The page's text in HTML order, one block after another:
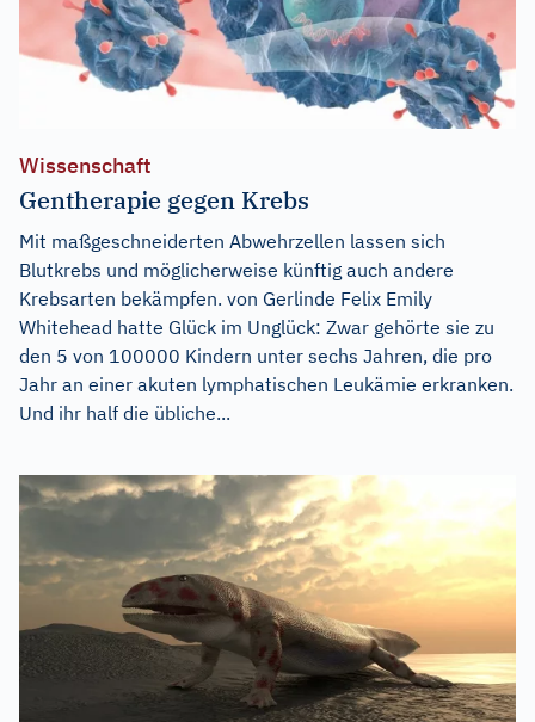
Wissenschaft
Gentherapie gegen Krebs
Mit maßgeschneiderten Abwehrzellen lassen sich
Blutkrebs und möglicherweise künftig auch andere
Krebsarten bekämpfen. von Gerlinde Felix Emily
Whitehead hatte Glück im Unglück: Zwar gehörte sie zu
den 5 von 100000 Kindern unter sechs Jahren, die pro
Jahr an einer akuten lymphatischen Leukämie erkranken.
Und ihr half die übliche...